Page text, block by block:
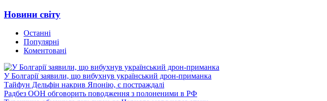
Новини світу
Останні
Популярні
Коментовані
У Болгарії заявили, що вибухнув український дрон-приманка
Тайфун Дельфін накрив Японію, є постраждалі
Радбез ООН обговорить поводження з полоненими в РФ